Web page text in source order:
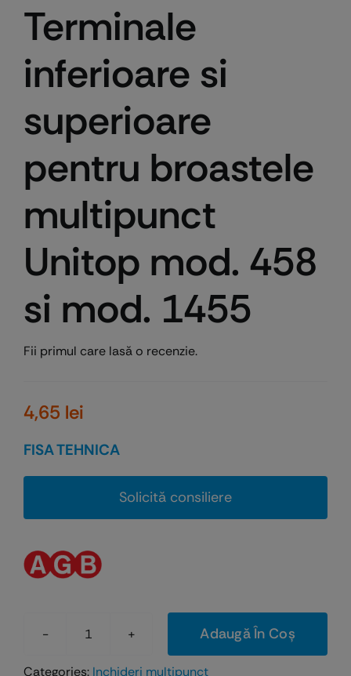
Terminale
inferioare si
superioare
pentru broastele
multipunct
Unitop mod. 458
si mod. 1455
Fii primul care lasă o recenzie.
4,65 lei
FISA TEHNICA
Solicită consiliere
Cantitate
Terminale
Adaugă În Coș
Categories: Inchideri multipunct